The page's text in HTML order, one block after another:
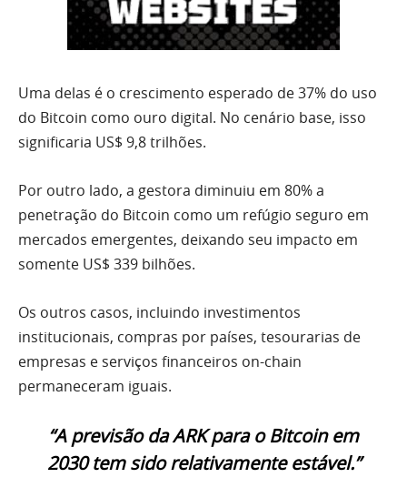
Uma delas é o crescimento esperado de 37% do uso
do Bitcoin como ouro digital. No cenário base, isso
significaria US$ 9,8 trilhões.
Por outro lado, a gestora diminuiu em 80% a
penetração do Bitcoin como um refúgio seguro em
mercados emergentes, deixando seu impacto em
somente US$ 339 bilhões.
Os outros casos, incluindo investimentos
institucionais, compras por países, tesourarias de
empresas e serviços financeiros on-chain
permaneceram iguais.
“A previsão da ARK para o Bitcoin em
2030 tem sido relativamente estável.”